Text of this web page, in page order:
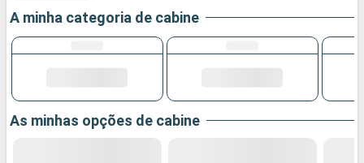
A minha categoria de cabine
As minhas opções de cabine